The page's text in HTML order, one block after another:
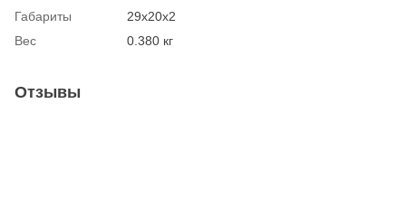
Габариты
29х20х2
Вес
0.380 кг
Отзывы